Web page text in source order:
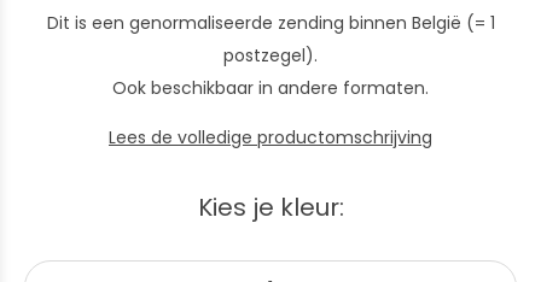
Dit is een genormaliseerde zending binnen België (= 1
postzegel).
Ook beschikbaar in andere formaten.
Lees de volledige productomschrijving
Kies je kleur: